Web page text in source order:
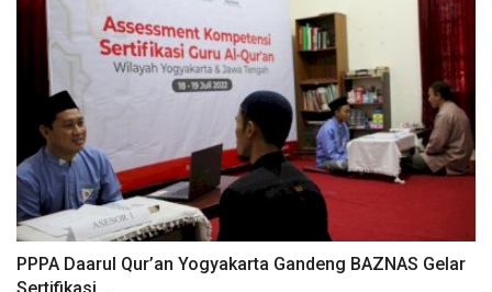
PPPA Daarul Qur’an Yogyakarta Gandeng BAZNAS Gelar